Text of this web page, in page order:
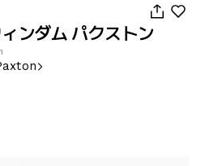
ンダム パクストン